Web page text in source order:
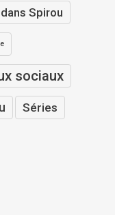
Spirou
sociaux
Séries